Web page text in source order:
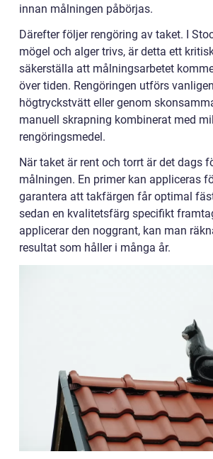
innan målningen påbörjas.
Därefter följer rengöring av taket. I
mögel och alger trivs, är detta ett
säkerställa att målningsarbetet
över tiden. Rengöringen utförs
högtryckstvätt eller genom
manuell skrapning kombinerat med
rengöringsmedel.
När taket är rent och torrt är det dags
målningen. En primer kan appliceras
garantera att takfärgen får optimal
sedan en kvalitetsfärg specifikt
applicerar den noggrant, kan man
resultat som håller i många år.